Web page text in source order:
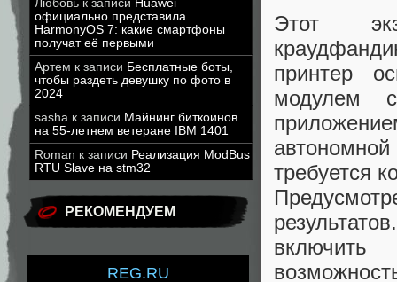
Любовь к записи Huawei
официально представила
HarmonyOS 7: какие смартфоны
получат её первыми
Артем к записи Бесплатные боты,
чтобы раздеть девушку по фото в
2024
sasha к записи Майнинг биткоинов
на 55-летнем ветеране IBM 1401
Roman к записи Реализация ModBus
RTU Slave на stm32
РЕКОМЕНДУЕМ
REG.RU
Этот
принтер
модулем
требуется
включить